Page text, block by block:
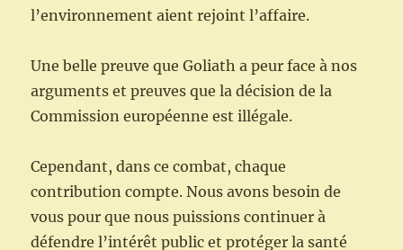
l’environnement aient rejoint l’affaire.
Une belle preuve que Goliath a peur face à nos
arguments et preuves que la décision de la
Commission européenne est illégale.
Cependant, dans ce combat, chaque
contribution compte. Nous avons besoin de
vous pour que nous puissions continuer à
défendre l’intérêt public et protéger la santé